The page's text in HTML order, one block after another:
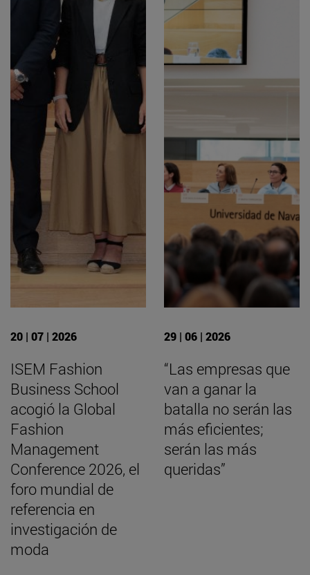
20 | 07 | 2026
ISEM Fashion
Business School
acogió la Global
Fashion
Management
Conference 2026, el
foro mundial de
referencia en
investigación de
moda
29 | 06 | 2026
“Las empresas que
van a ganar la
batalla no serán las
más eficientes;
serán las más
queridas”